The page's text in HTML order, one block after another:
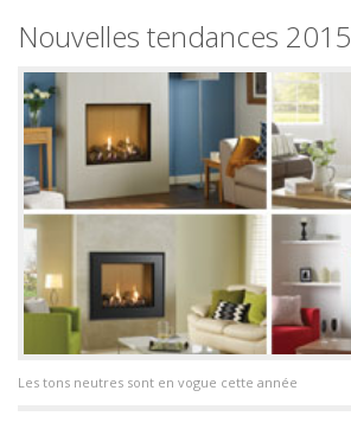
Nouvelles tendances 2015
Les tons neutres sont en vogue cette année